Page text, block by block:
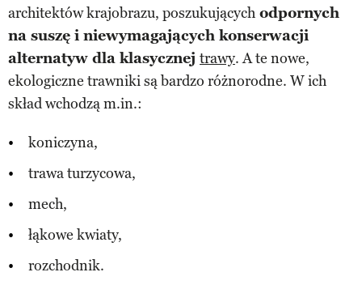
architektów krajobrazu, poszukujących odpornych
na suszę i niewymagających konserwacji
alternatyw dla klasycznej trawy. A te nowe,
ekologiczne trawniki są bardzo różnorodne. W ich
skład wchodzą m.in.:
koniczyna,
trawa turzycowa,
mech,
łąkowe kwiaty,
rozchodnik.